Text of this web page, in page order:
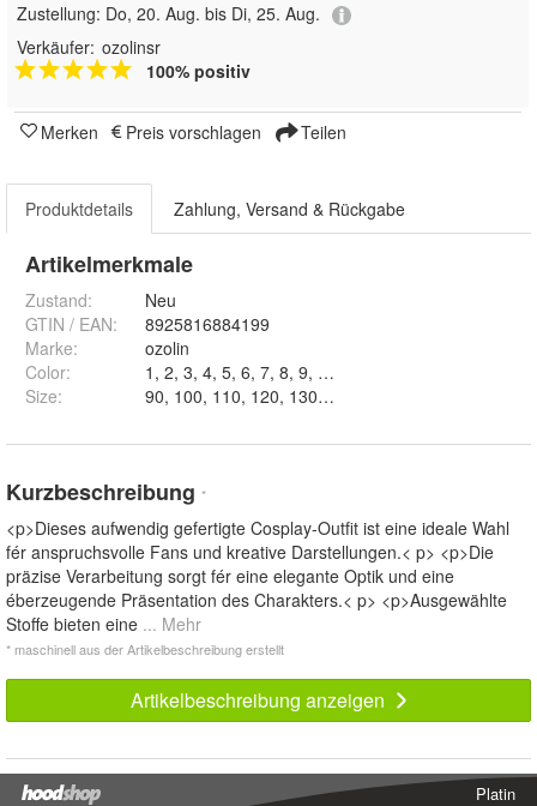
Zustellung: Do, 20. Aug. bis Di, 25. Aug.
Verkäufer: ozolinsr
100% positiv
Merken Preis vorschlagen Teilen
Produktdetails Zahlung, Versand & Rückgabe
Artikelmerkmale
Zustand:
Neu
GTIN / EAN:
8925816884199
Marke:
ozolin
Color:
Size:
Kurzbeschreibung *
<p>Dieses aufwendig gefertigte Cosplay-Outfit ist eine ideale Wahl
fér anspruchsvolle Fans und kreative Darstellungen.< p> <p>Die
präzise Verarbeitung sorgt fér eine elegante Optik und eine
éberzeugende Präsentation des Charakters.< p> <p>Ausgewählte
Stoffe bieten eine ... Mehr
* maschinell aus der Artikelbeschreibung erstellt
Artikelbeschreibung anzeigen
Platin